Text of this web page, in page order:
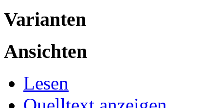
Varianten
Ansichten
Lesen